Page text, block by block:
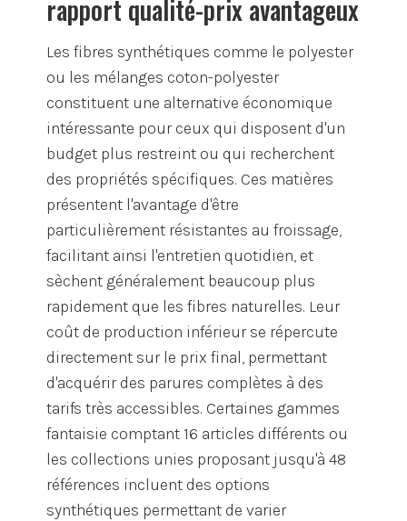
rapport qualité-prix avantageux
Les fibres synthétiques comme le polyester
ou les mélanges coton-polyester
constituent une alternative économique
intéressante pour ceux qui disposent d'un
budget plus restreint ou qui recherchent
des propriétés spécifiques. Ces matières
présentent l'avantage d'être
particulièrement résistantes au froissage,
facilitant ainsi l'entretien quotidien, et
sèchent généralement beaucoup plus
rapidement que les fibres naturelles. Leur
coût de production inférieur se répercute
directement sur le prix final, permettant
d'acquérir des parures complètes à des
tarifs très accessibles. Certaines gammes
fantaisie comptant 16 articles différents ou
les collections unies proposant jusqu'à 48
références incluent des options
synthétiques permettant de varier